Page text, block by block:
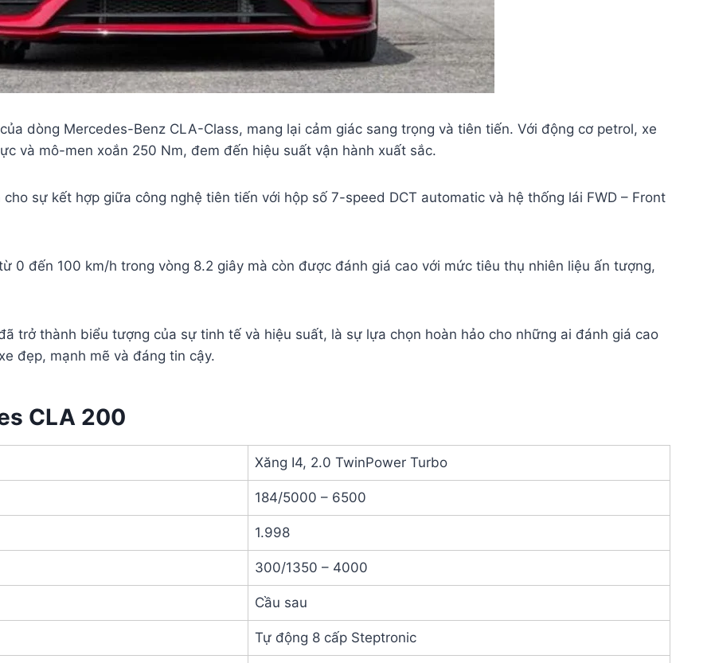
dòng Mercedes-Benz CLA-Class, mang lại cảm giác sang trọng và tiên tiến. Với động cơ petrol, xe
và mô-men xoắn 250 Nm, đem đến hiệu suất vận hành xuất sắc.
sự kết hợp giữa công nghệ tiên tiến với hộp số 7-speed DCT automatic và hệ thống lái FWD – Front
0 đến 100 km/h trong vòng 8.2 giây mà còn được đánh giá cao với mức tiêu thụ nhiên liệu ấn tượng,
trở thành biểu tượng của sự tinh tế và hiệu suất, là sự lựa chọn hoàn hảo cho những ai đánh giá cao
đẹp, mạnh mẽ và đáng tin cậy.
CLA 200
Xăng I4, 2.0 TwinPower Turbo
184/5000 – 6500
1.998
300/1350 – 4000
Cầu sau
Tự động 8 cấp Steptronic